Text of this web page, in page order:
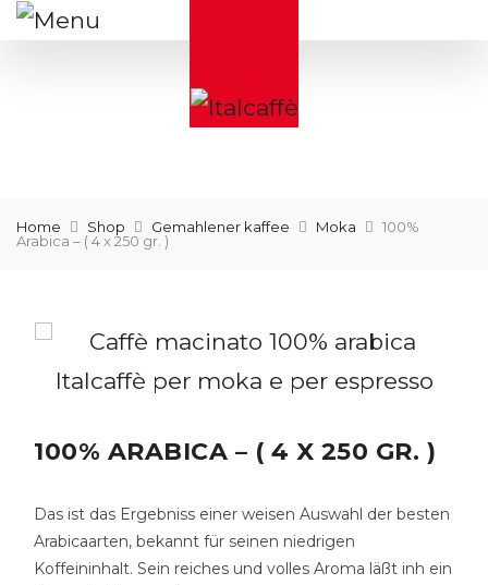
Home Shop Gemahlener kaffee Moka
100%
Arabica – ( 4 x 250 gr. )
100% ARABICA – ( 4 X 250 GR. )
Das ist das Ergebniss einer weisen Auswahl der besten
Arabicaarten, bekannt für seinen niedrigen
Koffeininhalt. Sein reiches und volles Aroma läßt inh ein